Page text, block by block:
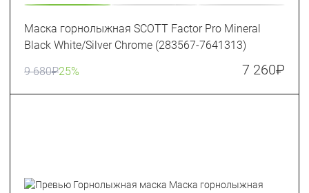
Маска горнолыжная SCOTT Factor Pro Mineral
Black White/Silver Chrome (283567-7641313)
9 680₽25% 7 260₽